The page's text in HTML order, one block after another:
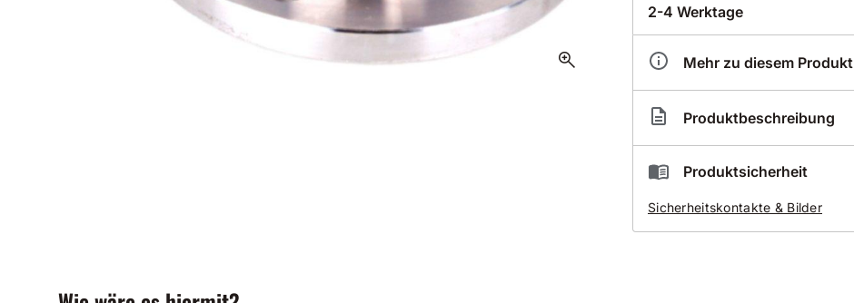
zoom_in
2-4 Werktage
Mehr zu diesem Produkt
Artikelnummer BZ10382
Produktbeschreibung
Bohrkronenflansch
1 1/4 Zoll auf 6-Loch
Produktsicherheit
Sicherheitskontakte & Bilder